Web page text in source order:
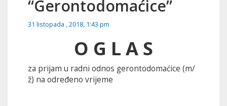
“Gerontodomaćice”
31 listopada , 2018, 1:43 pm
O G L A S
za prijam u radni odnos gerontodomaćice (m/
ž) na određeno vrijeme